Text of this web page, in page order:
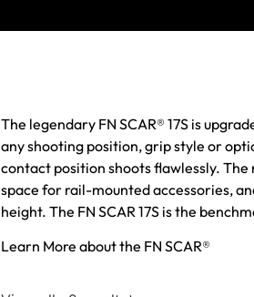
The legendary FN SCAR® 17S is
any shooting position, grip style or
contact position shoots flawlessly.
space for rail-mounted accessories,
height. The FN SCAR 17S is the
Learn More about the FN SCAR®